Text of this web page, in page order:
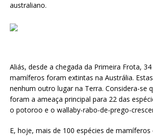
australiano.
Aliás, desde a chegada da Primeira Frota,
mamíferos foram extintas na Austrália.
nenhum outro lugar na Terra. Considera-se
foram a ameaça principal para 22 das
o potoroo e o wallaby-rabo-de-prego-
E, hoje, mais de 100 espécies de